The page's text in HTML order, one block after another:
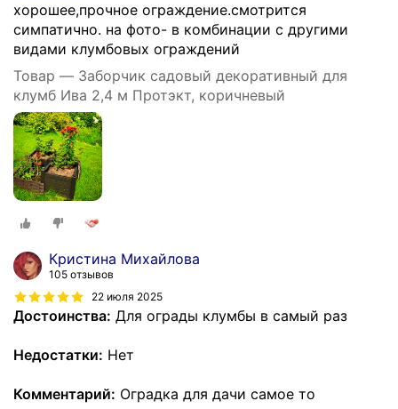
хорошее,прочное ограждение.смотрится
симпатично. на фото- в комбинации с другими
видами клумбовых ограждений
Товар — Заборчик садовый декоративный для
клумб Ива 2,4 м Протэкт, коричневый
Кристина Михайлова
105 отзывов
22 июля 2025
Достоинства: Для ограды клумбы в самый раз
Недостатки: Нет
Комментарий: Оградка для дачи самое то